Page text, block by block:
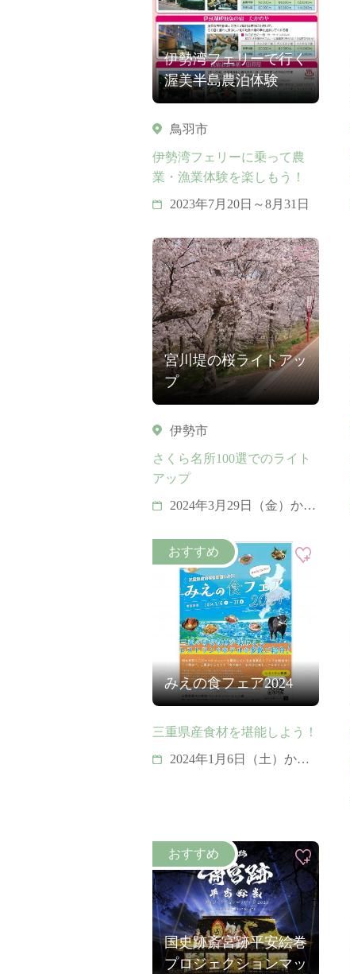
伊勢湾フェリーで行く
渥美半島農泊体験
鳥羽市
伊勢湾フェリーに乗って農
業・漁業体験を楽しもう！
2023年7月20日～8月31日
宮川堤の桜ライトアッ
プ
伊勢市
さくら名所100選でのライト
アップ
2024年3月29日（金）から
みえの食フェア2024
三重県産食材を堪能しよう！
2024年1月6日（土）から1
国史跡斎宮跡平安絵巻
プロジェクションマッ